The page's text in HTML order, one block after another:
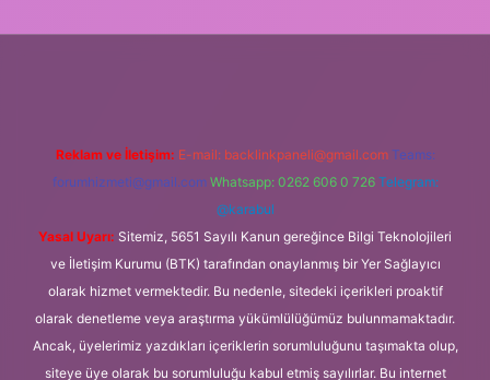
Reklam ve İletişim: E-mail: backlinkpaneli@gmail.com Teams:
forumhizmeti@gmail.com Whatsapp: 0262 606 0 726 Telegram:
@karabul
Yasal Uyarı: Sitemiz, 5651 Sayılı Kanun gereğince Bilgi Teknolojileri
ve İletişim Kurumu (BTK) tarafından onaylanmış bir Yer Sağlayıcı
olarak hizmet vermektedir. Bu nedenle, sitedeki içerikleri proaktif
olarak denetleme veya araştırma yükümlülüğümüz bulunmamaktadır.
Ancak, üyelerimiz yazdıkları içeriklerin sorumluluğunu taşımakta olup,
siteye üye olarak bu sorumluluğu kabul etmiş sayılırlar. Bu internet